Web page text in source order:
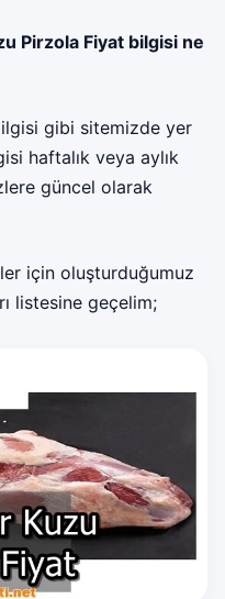
Pirzola Fiyat bilgisi ne
gibi sitemizde yer
haftalık veya aylık
güncel olarak
için oluşturduğumuz
listesine geçelim;